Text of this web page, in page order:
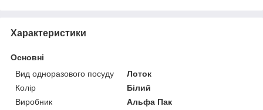
Характеристики
Основні
Вид одноразового посуду
Лоток
Колір
Білий
Виробник
Альфа Пак